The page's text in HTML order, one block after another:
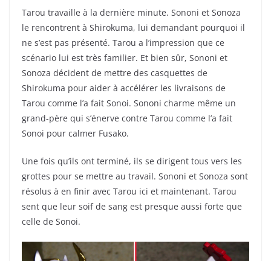
Tarou travaille à la dernière minute. Sononi et Sonoza
le rencontrent à Shirokuma, lui demandant pourquoi il
ne s’est pas présenté. Tarou a l’impression que ce
scénario lui est très familier. Et bien sûr, Sononi et
Sonoza décident de mettre des casquettes de
Shirokuma pour aider à accélérer les livraisons de
Tarou comme l’a fait Sonoi. Sononi charme même un
grand-père qui s’énerve contre Tarou comme l’a fait
Sonoi pour calmer Fusako.
Une fois qu’ils ont terminé, ils se dirigent tous vers les
grottes pour se mettre au travail. Sononi et Sonoza sont
résolus à en finir avec Tarou ici et maintenant. Tarou
sent que leur soif de sang est presque aussi forte que
celle de Sonoi.